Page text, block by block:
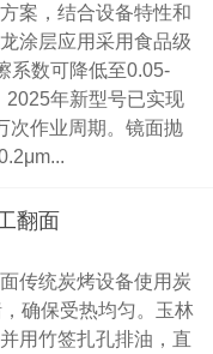
案，结合设备特性和
涂层应用‌采用食品级
系数可降低至0.05-
2025年新型号已实现
次作业周期。‌镜面抛
翻面
传统炭烤设备‌使用炭
确保受热均匀。玉林
用竹签扎孔排油，直